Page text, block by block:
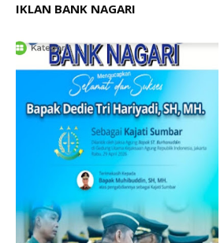
IKLAN BANK NAGARI